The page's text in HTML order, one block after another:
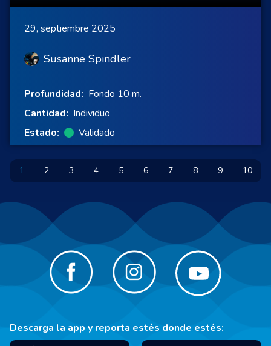
29, septiembre 2025
Susanne Spindler
Profundidad: Fondo 10 m.
Cantidad: Individuo
Estado:
Validado
1 2 3 4 5 6 7 8 9 10
Descarga la app y reporta estés donde estés: